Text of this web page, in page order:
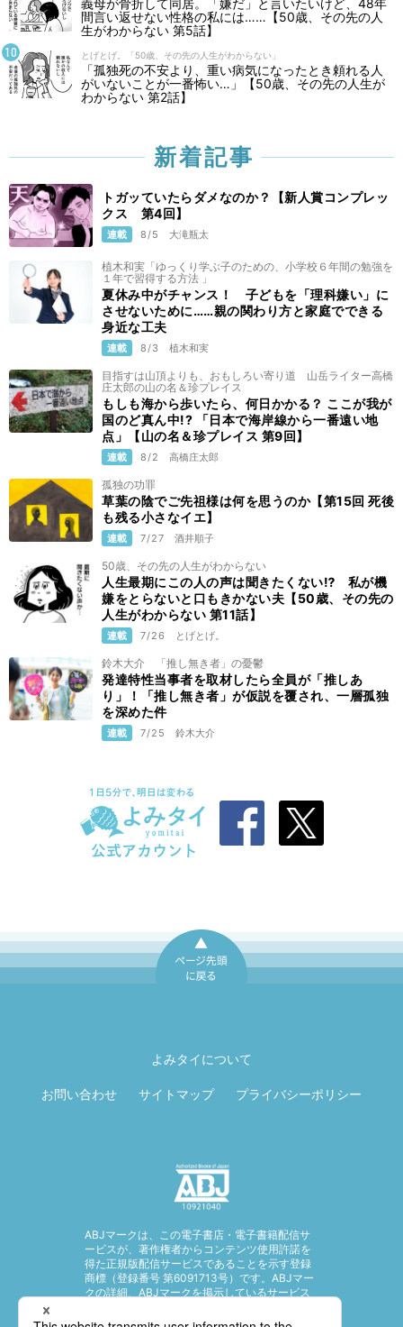
義母が骨折して同居。「嫌だ」と言いたいけど、48年
間言い返せない性格の私には……【50歳、その先の人
生がわからない 第5話】
とげとげ。「50歳、その先の人生がわからない」
「孤独死の不安より、重い病気になったとき頼れる人
がいないことが一番怖い…」【50歳、その先の人生が
わからない 第2話】
新着記事
トガッていたらダメなのか？【新人賞コンプレッ
クス 第4回】
連載 8/5 大滝瓶太
植木和実「ゆっくり学ぶ子のための、小学校６年間の勉強を
１年で習得する方法 」
夏休み中がチャンス！ 子どもを「理科嫌い」に
させないために……親の関わり方と家庭でできる
身近な工夫
連載 8/3 植木和実
目指すは山頂よりも、おもしろい寄り道 山岳ライター高橋
庄太郎の山の名＆珍プレイス
もしも海から歩いたら、何日かかる？ ここが我が
国のど真ん中!? 「日本で海岸線から一番遠い地
点」【山の名＆珍プレイス 第9回】
連載 8/2 高橋庄太郎
孤独の功罪
草葉の陰でご先祖様は何を思うのか【第15回 死後
も残る小さなイエ】
連載 7/27 酒井順子
50歳、その先の人生がわからない
人生最期にこの人の声は聞きたくない⁉ 私が機
嫌をとらないと口もきかない夫【50歳、その先の
人生がわからない 第11話】
連載 7/26 とげとげ。
鈴木大介 「推し無き者」の憂鬱
発達特性当事者を取材したら全員が「推しあ
り」！「推し無き者」が仮説を覆され、一層孤独
を深めた件
連載 7/25 鈴木大介
よみタイについて
お問い合わせ サイトマップ プライバシーポリシー
ABJマークは、この電子書店・電子書籍配信サ
ービスが、著作権者からコンテンツ使用許諾を
得た正規版配信サービスであることを示す登録
商標（登録番号 第6091713号）です。ABJマー
クの詳細、ABJマークを掲示しているサービス